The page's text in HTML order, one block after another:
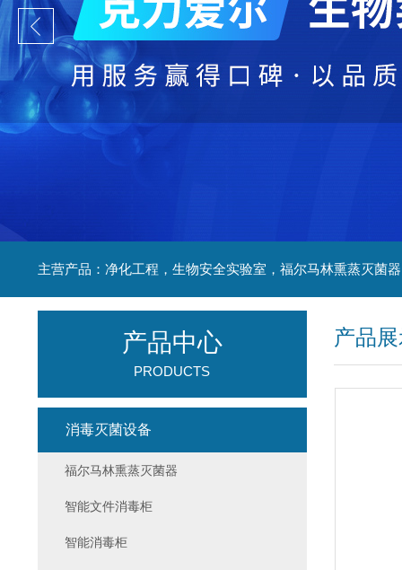
产品
产品中心
PRODUCTS
消毒灭菌设备
福尔马林熏蒸灭菌器
智能文件消毒柜
智能消毒柜